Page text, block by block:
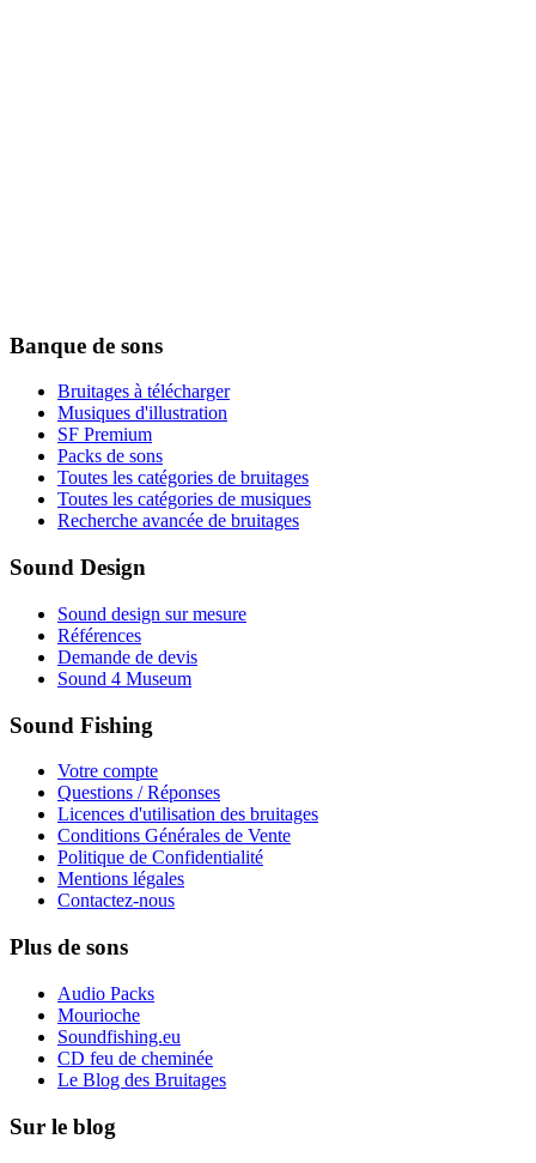
Banque de sons
Bruitages à télécharger
Musiques d'illustration
SF Premium
Packs de sons
Toutes les catégories de bruitages
Toutes les catégories de musiques
Recherche avancée de bruitages
Sound Design
Sound design sur mesure
Références
Demande de devis
Sound 4 Museum
Sound Fishing
Votre compte
Questions / Réponses
Licences d'utilisation des bruitages
Conditions Générales de Vente
Politique de Confidentialité
Mentions légales
Contactez-nous
Plus de sons
Audio Packs
Mourioche
Soundfishing.eu
CD feu de cheminée
Le Blog des Bruitages
Sur le blog